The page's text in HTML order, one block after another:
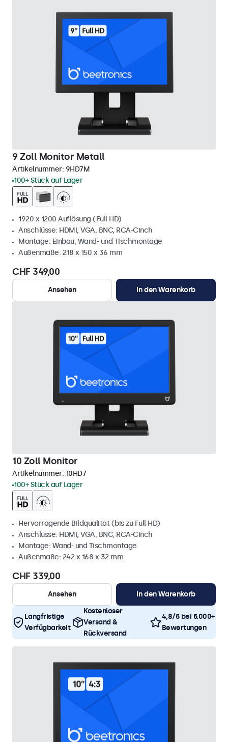
9 Zoll Monitor Metall
Artikelnummer: 9HD7M
100+ Stück auf Lager
1920 x 1200 Auflösung (Full HD)
Anschlüsse: HDMI, VGA, BNC, RCA-Cinch
Montage: Einbau, Wand- und Tischmontage
Außenmaße: 218 x 150 x 36 mm
CHF 349,00
Ansehen In den Warenkorb
10 Zoll Monitor
Artikelnummer: 10HD7
100+ Stück auf Lager
Hervorragende Bildqualität (bis zu Full HD)
Anschlüsse: HDMI, VGA, BNC, RCA-Cinch
Montage: Wand- und Tischmontage
Außenmaße: 242 x 168 x 32 mm
CHF 339,00
Ansehen In den Warenkorb
Langfristige
Verfügbarkeit
Kostenloser
Versand &
Rückversand
4,8/5 bei 5.000+
Bewertungen